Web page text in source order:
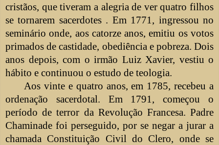
cristãos, que tiveram a alegria de ver quatro filhos
se tornarem sacerdotes . Em 1771, ingressou no
seminário onde, aos catorze anos, emitiu os votos
primados de castidade, obediência e pobreza. Dois
anos depois, com o irmão Luiz Xavier, vestiu o
hábito e continuou o estudo de teologia.
Aos vinte e quatro anos, em 1785, recebeu a
ordenação sacerdotal. Em 1791, começou o
período de terror da Revolução Francesa. Padre
Chaminade foi perseguido, por se negar a jurar a
chamada Constituição Civil do Clero, onde se